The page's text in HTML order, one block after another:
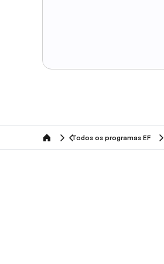
home Todos os programas EF